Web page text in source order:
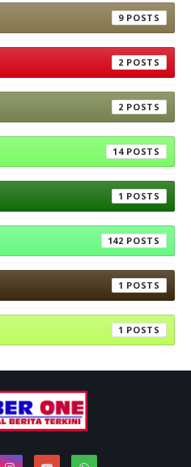
9
2
2
14
1
142
1
1